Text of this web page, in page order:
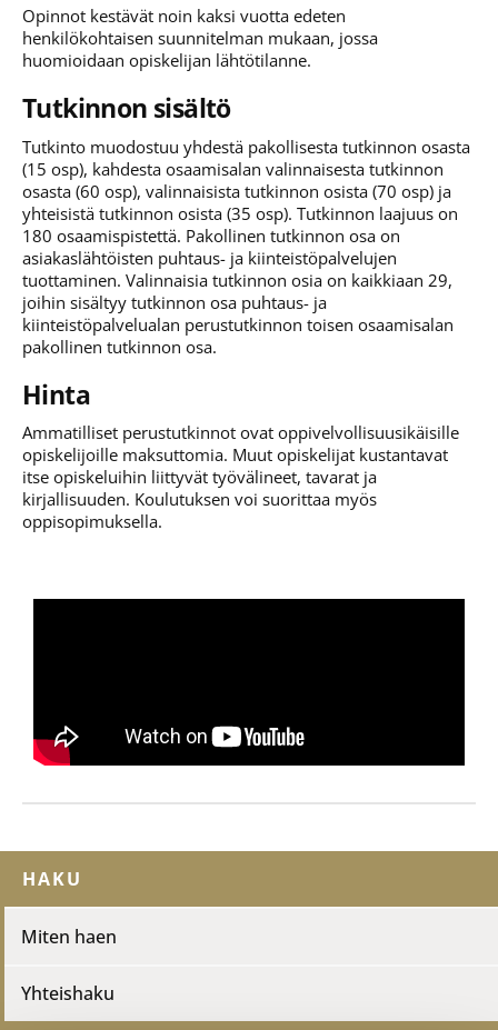
Opinnot kestävät noin kaksi vuotta edeten
henkilökohtaisen suunnitelman mukaan, jossa
huomioidaan opiskelijan lähtötilanne.
Tutkinnon sisältö
Tutkinto muodostuu yhdestä pakollisesta tutkinnon osasta
(15 osp), kahdesta osaamisalan valinnaisesta tutkinnon
osasta (60 osp), valinnaisista tutkinnon osista (70 osp) ja
yhteisistä tutkinnon osista (35 osp). Tutkinnon laajuus on
180 osaamispistettä. Pakollinen tutkinnon osa on
asiakaslähtöisten puhtaus- ja kiinteistöpalvelujen
tuottaminen. Valinnaisia tutkinnon osia on kaikkiaan 29,
joihin sisältyy tutkinnon osa puhtaus- ja
kiinteistöpalvelualan perustutkinnon toisen osaamisalan
pakollinen tutkinnon osa.
Hinta
Ammatilliset perustutkinnot ovat oppivelvollisuusikäisille
opiskelijoille maksuttomia. Muut opiskelijat kustantavat
itse opiskeluihin liittyvät työvälineet, tavarat ja
kirjallisuuden. Koulutuksen voi suorittaa myös
oppisopimuksella.
HAKU
Miten haen
Yhteishaku